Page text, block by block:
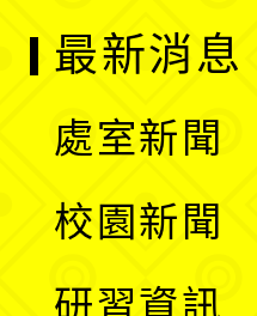
最新消息
處室新聞
校園新聞
研習資訊